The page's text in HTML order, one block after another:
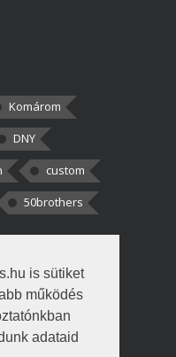
is sütiket
működés
adataid
Komárom
DNY
custom
50brothers
csak két
hogy fél autót,